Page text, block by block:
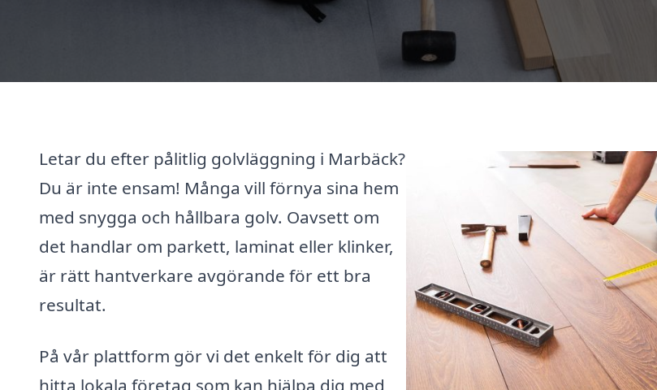
Letar du efter pålitlig golvläggning i Marbäck?
Du är inte ensam! Många vill förnya sina hem
med snygga och hållbara golv. Oavsett om
det handlar om parkett, laminat eller klinker,
är rätt hantverkare avgörande för ett bra
resultat.
På vår plattform gör vi det enkelt för dig att